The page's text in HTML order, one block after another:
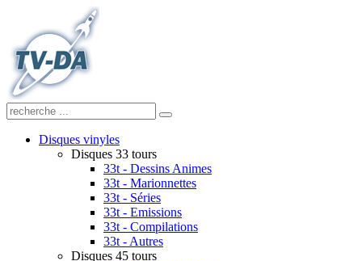
Disques vinyles
Disques 33 tours
33t - Dessins Animes
33t - Marionnettes
33t - Séries
33t - Emissions
33t - Compilations
33t - Autres
Disques 45 tours